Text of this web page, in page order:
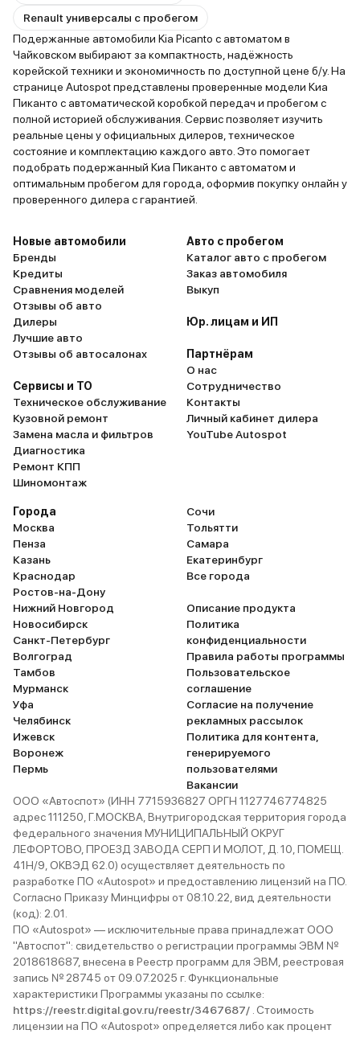
Renault универсалы с пробегом
Подержанные автомобили Kia Picanto с автоматом в
Чайковском выбирают за компактность, надёжность
корейской техники и экономичность по доступной цене б/у. На
странице Autospot представлены проверенные модели Киа
Пиканто с автоматической коробкой передач и пробегом с
полной историей обслуживания. Сервис позволяет изучить
реальные цены у официальных дилеров, техническое
состояние и комплектацию каждого авто. Это помогает
подобрать подержанный Киа Пиканто с автоматом и
оптимальным пробегом для города, оформив покупку онлайн у
проверенного дилера с гарантией.
Новые автомобили
Бренды
Кредиты
Сравнения моделей
Отзывы об авто
Дилеры
Лучшие авто
Отзывы об автосалонах
Сервисы и ТО
Техническое обслуживание
Кузовной ремонт
Замена масла и фильтров
Диагностика
Ремонт КПП
Шиномонтаж
Авто с пробегом
Каталог авто с пробегом
Заказ автомобиля
Выкуп
Юр. лицам и ИП
Партнёрам
О нас
Сотрудничество
Контакты
Личный кабинет дилера
YouTube Autospot
Города
Москва
Пенза
Казань
Краснодар
Ростов-на-Дону
Нижний Новгород
Новосибирск
Санкт-Петербург
Волгоград
Тамбов
Мурманск
Уфа
Челябинск
Ижевск
Воронеж
Пермь
Сочи
Тольятти
Самара
Екатеринбург
Все города
Описание продукта
Политика
конфиденциальности
Правила работы программы
Пользовательское
соглашение
Согласие на получение
рекламных рассылок
Политика для контента,
генерируемого
пользователями
Вакансии
ООО «Автоспот» (ИНН 7715936827 ОРГН 1127746774825
адрес 111250, Г.МОСКВА, Внутригородская территория города
федерального значения МУНИЦИПАЛЬНЫЙ ОКРУГ
ЛЕФОРТОВО, ПРОЕЗД ЗАВОДА СЕРП И МОЛОТ, Д. 10, ПОМЕЩ.
41Н/9, ОКВЭД 62.0) осуществляет деятельность по
разработке ПО «Autospot» и предоставлению лицензий на ПО.
Согласно Приказу Минцифры от 08.10.22, вид деятельности
(код): 2.01.
ПО «Autospot» — исключительные права принадлежат ООО
"Автоспот": свидетельство о регистрации программы ЭВМ №
2018618687, внесена в Реестр программ для ЭВМ, реестровая
запись № 28745 от 09.07.2025 г. Функциональные
характеристики Программы указаны по ссылке:
https://reestr.digital.gov.ru/reestr/3467687/ . Стоимость
лицензии на ПО «Autospot» определяется либо как процент